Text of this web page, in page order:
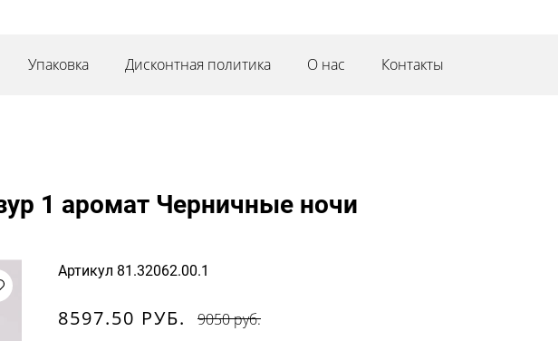
Упаковка Дисконтная политика О нас Контакты
1 аромат Черничные ночи
Артикул 81.32062.00.1
8597.50 РУБ. 9050 руб.